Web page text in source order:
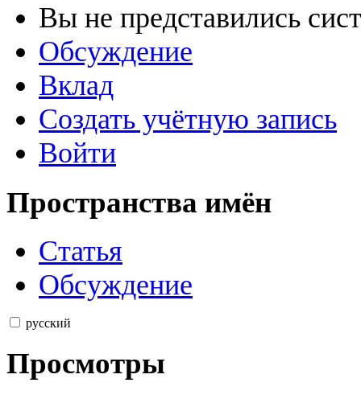
Вы не представились
Обсуждение
Вклад
Создать учётную запись
Войти
Пространства имён
Статья
Обсуждение
русский
Просмотры